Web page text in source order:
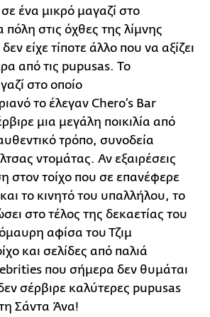
ένα μικρό μαγαζί στο
στις όχθες της λίμνης
είχε τίποτε άλλο που να αξίζει
από τις pupusas. Το
στο οποίο
το έλεγαν Chero’s Bar
μια μεγάλη ποικιλία από
τρόπο, συνοδεία
ντομάτας. Αν εξαιρέσεις
στον τοίχο που σε επανέφερε
και το κινητό του υπαλλήλου, το
στο τέλος της δεκαετίας του
αφίσα του Τζιμ
και σελίδες από παλιά
που σήμερα δεν θυμάται
σέρβιρε καλύτερες pupusas
Σάντα Άνα!